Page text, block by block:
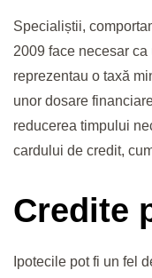
Specialiștii,
2009 face necesar
reprezentau o taxă
unor dosare
reducerea timpului
cardului de credit,
Credite
Ipotecile pot fi un fel